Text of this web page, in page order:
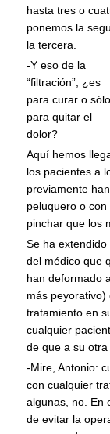
hasta tres o
ponemos la
la tercera
-Y eso de la
“filtración”, ¿es
para curar o sólo
para quitar el
dolor?
Aquí hemos
los pacientes a
previamente
peluquero o
pinchar que los
Se ha
del médico que
han deformado
más
tratamiento en
cualquier
de que a su
-Mire, Antonio:
con cualquier
algunas, no. En
de evitar la